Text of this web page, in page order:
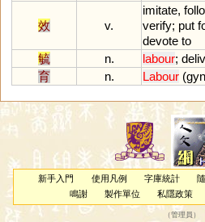
效 v.
imitate,
verify; put
devote to
毓
n. labour;
育
n. Labour (
新手入門 使用凡例 字庫統計
鳴謝
製作單位 私隱政策
（管理員 ）